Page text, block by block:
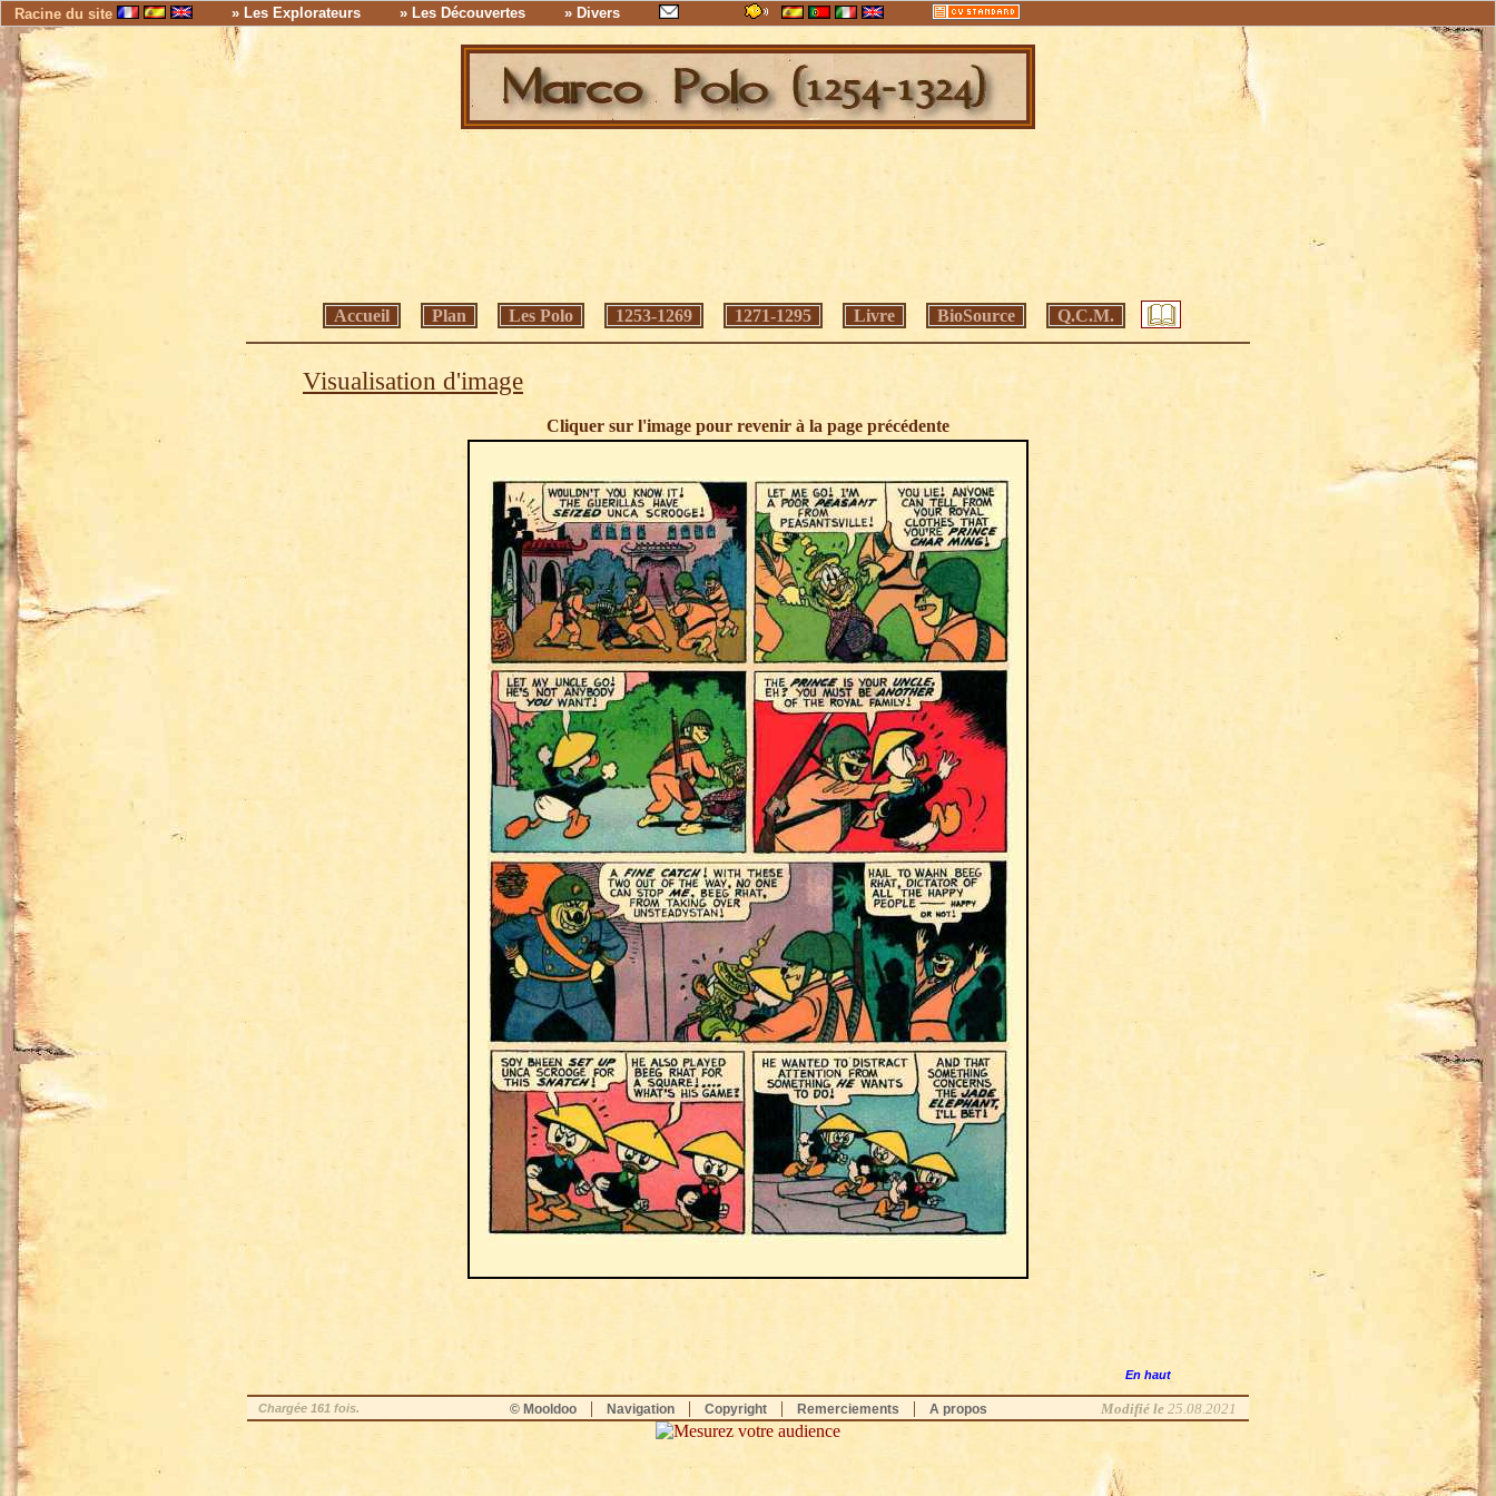
Racine du site » Les Explorateurs » Les Découvertes » Divers
Accueil Plan Les Polo 1253-1269 1271-1295 Livre BioSource Q.C.M.
Visualisation d'image
Cliquer sur l'image pour revenir à la page précédente
En haut
Chargée 161 fois. © Mooldoo| Navigation| Copyright| Remerciements | A propos Modifié le 25.08.2021